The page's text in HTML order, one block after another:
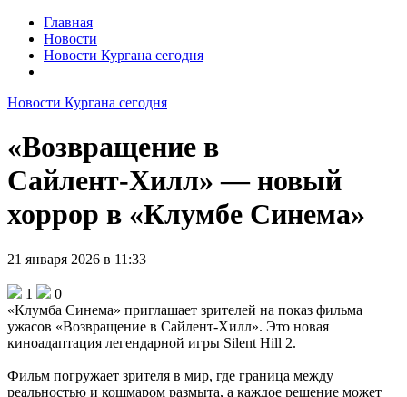
Главная
Новости
Новости Кургана сегодня
Новости Кургана сегодня
«Возвращение в
Сайлент‑Хилл» — новый
хоррор в «Клумбе Синема»
21 января 2026 в 11:33
1
0
«Клумба Синема» приглашает зрителей на показ фильма
ужасов «Возвращение в Сайлент‑Хилл». Это новая
киноадаптация легендарной игры Silent Hill 2.
Фильм погружает зрителя в мир, где граница между
реальностью и кошмаром размыта, а каждое решение может